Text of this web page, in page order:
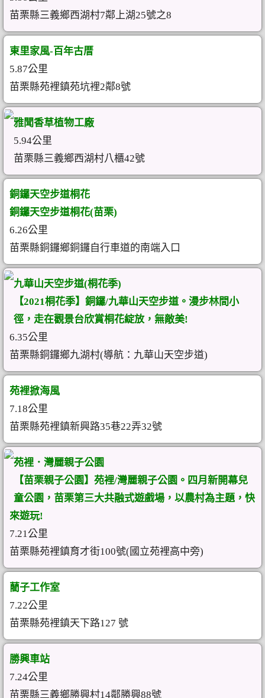
苗栗縣三義鄉西湖村7鄰上湖25號之8
東里家風-百年古厝
5.87公里
苗栗縣苑裡鎮苑坑裡2鄰8號
雅聞香草植物工廠
5.94公里
苗栗縣三義鄉西湖村八櫃42號
銅鑼天空步道桐花
銅鑼天空步道桐花(苗栗)
6.26公里
苗栗縣銅鑼鄉銅鑼自行車道的南端入口
九華山天空步道(桐花季)
【2021桐花季】銅鑼/九華山天空步道。漫步林間小
徑，走在觀景台欣賞桐花綻放，無敵美!
6.35公里
苗栗縣銅鑼鄉九湖村(導航：九華山天空步道)
苑裡掀海風
7.18公里
苗栗縣苑裡鎮新興路35巷22弄32號
苑裡．灣麗親子公園
【苗栗親子公園】苑裡/灣麗親子公園。四月新開幕兒
童公園，苗栗第三大共融式遊戲場，以農村為主題，快
來遊玩!
7.21公里
苗栗縣苑裡鎮育才街100號(國立苑裡高中旁)
藺子工作室
7.22公里
苗栗縣苑裡鎮天下路127 號
勝興車站
7.24公里
苗栗縣三義鄉勝興村14鄰勝興88號